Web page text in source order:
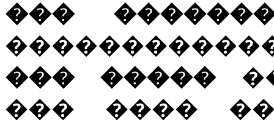
���
��� �����
��� ����